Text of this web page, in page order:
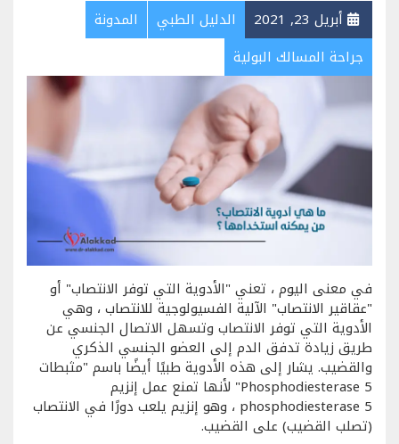
أبريل 23, 2021 الدليل الطبي
المدونة
جراحة المسالك البولية
في معنى اليوم ، تعني "الأدوية التي توفر الانتصاب" أو
"عقاقير الانتصاب" الآلية الفسيولوجية للانتصاب ، وهي
الأدوية التي توفر الانتصاب وتسهل الاتصال الجنسي عن
طريق زيادة تدفق الدم إلى العضو الجنسي الذكري
والقضيب. يشار إلى هذه الأدوية طبيًا أيضًا باسم "مثبطات
Phosphodiesterase 5" لأنها تمنع عمل إنزيم
phosphodiesterase 5 ، وهو إنزيم يلعب دورًا في الانتصاب
(تصلب القضيب) على القضيب.